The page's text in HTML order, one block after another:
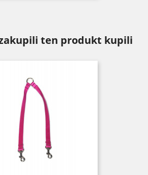
ten produkt kupili